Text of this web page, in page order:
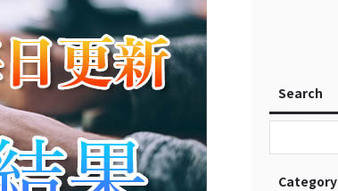
Search
Category